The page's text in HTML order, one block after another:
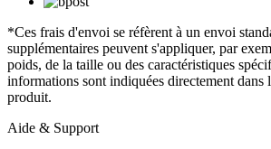
*Ces frais d'envoi se réfèrent à un envoi
supplémentaires peuvent s'appliquer, par
poids, de la taille ou des caractéristiques
informations sont indiquées directement dans
produit.
Aide & Support